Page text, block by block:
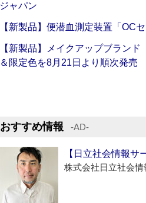
ジャパン
【新製品】便潜血測定装置「
【新製品】メイクアップブラン
＆限定色を8月21日より順次発売
おすすめ情報 ‐AD‐
【日立社会情報
株式会社日立社会情